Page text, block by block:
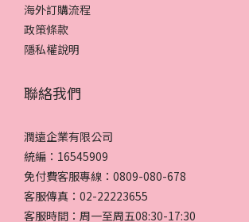
海外訂購流程
政策條款
隱私權說明
聯絡我們
潤遠企業有限公司
統編：16545909
免付費客服專線：0809-080-678
客服傳真：02-22223655
客服時間：周一至周五08:30-17:30